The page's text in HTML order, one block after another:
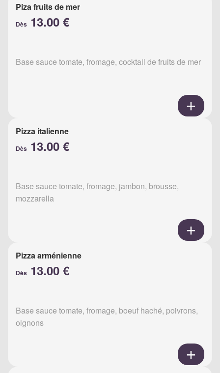
Piza fruits de mer
Dès 13.00 €
Base sauce tomate, fromage, cocktail de fruits de mer
Pizza italienne
Dès 13.00 €
Base sauce tomate, fromage, jambon, brousse,
mozzarella
Pizza arménienne
Dès 13.00 €
Base sauce tomate, fromage, boeuf haché, poivrons,
oignons